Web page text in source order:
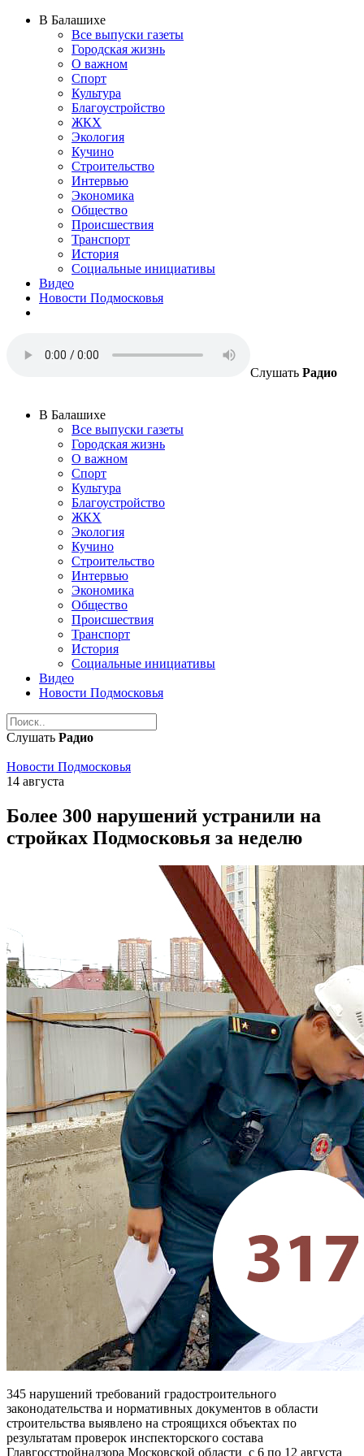
В Балашихе
Все выпуски газеты
Городская жизнь
О важном
Спорт
Культура
Благоустройство
ЖКХ
Экология
Кучино
Строительство
Интервью
Экономика
Общество
Происшествия
Транспорт
История
Социальные инициативы
Видео
Новости Подмосковья
Слушать Радио
В Балашихе
Все выпуски газеты
Городская жизнь
О важном
Спорт
Культура
Благоустройство
ЖКХ
Экология
Кучино
Строительство
Интервью
Экономика
Общество
Происшествия
Транспорт
История
Социальные инициативы
Видео
Новости Подмосковья
Слушать Радио
Новости Подмосковья
14 августа
Более 300 нарушений устранили на
стройках Подмосковья за неделю
345 нарушений требований градостроительного
законодательства и нормативных документов в области
строительства выявлено на строящихся объектах по
результатам проверок инспекторского состава
Главгосстройнадзора Московской области с 6 по 12 августа